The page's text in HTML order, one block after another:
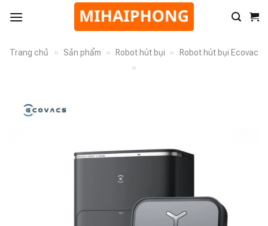
Trang chủ » Sản phẩm » Robot hút bụi »
Robot hút bụi Ecovac
»